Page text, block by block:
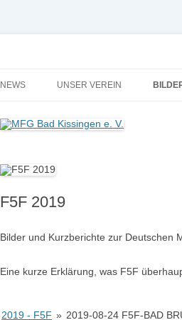
NEWS UNSER VEREIN
BEITRÄGE
SATZUNG
F5F 2019
Bilder und Kurzberichte zur Deutschen
Eine kurze Erklärung, was F5F
2019 - F5F » 2019-08-24 F5F-BAD